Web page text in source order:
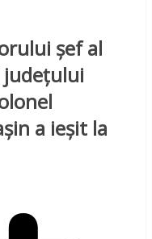
şef al
judeţului
a ieșit la